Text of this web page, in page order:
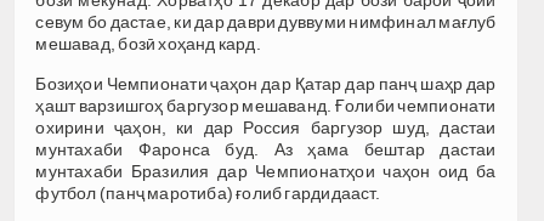
севум бо дастае, ки дар даври дуввуми нимфинал мағлуб
мешавад, бозӣ хоҳанд кард.
Бозиҳои Чемпионати ҷаҳон дар Қатар дар панҷ шаҳр дар
ҳашт варзишгоҳ баргузор мешаванд. Ғолиби чемпионати
охирини ҷаҳон, ки дар Россия баргузор шуд, дастаи
мунтахаби Фаронса буд. Аз ҳама бештар дастаи
мунтахаби Бразилия дар Чемпионатҳои чаҳон оид ба
футбол (панҷ маротиба) ғолиб гардидааст.